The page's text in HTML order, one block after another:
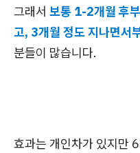
그래서 보통 1-2개월 후
고, 3개월 정도 지나면서
분들이 많습니다.
효과는 개인차가 있지만